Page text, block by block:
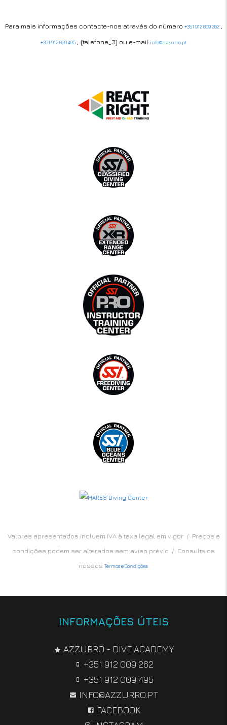
Para mais informações contacte-nos através do número +351 912 009 262,
+351 912 009 495, {telefone_3} ou e-mail info@azzurro.pt
Valores apresentados incluem IVA à taxa legal em vigor / Preços e
condições podem ser alterados sem aviso prévio / Consulte os
nossos Termos e Condições.
INFORMAÇÕES ÚTEIS
AZZURRO - DIVE ACADEMY
+351 912 009 262
+351 912 009 495
INFO@AZZURRO.PT
FACEBOOK